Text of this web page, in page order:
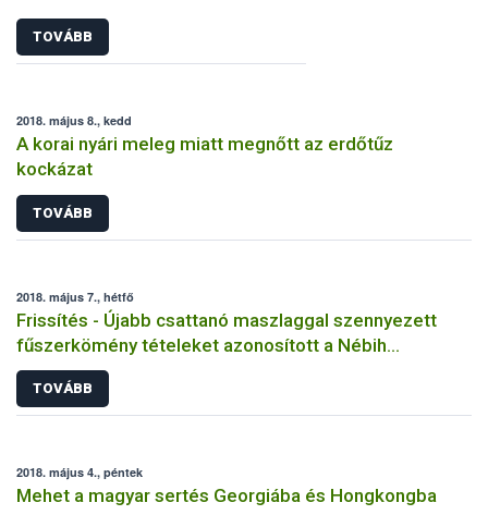
TOVÁBB
2018. május 8., kedd
A korai nyári meleg miatt megnőtt az erdőtűz
kockázat
TOVÁBB
2018. május 7., hétfő
Frissítés - Újabb csattanó maszlaggal szennyezett
fűszerkömény tételeket azonosított a Nébih
laboratóriuma
TOVÁBB
2018. május 4., péntek
Mehet a magyar sertés Georgiába és Hongkongba